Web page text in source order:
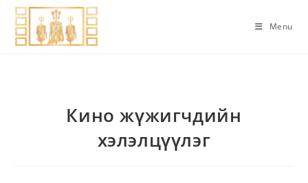
Menu
Кино жүжигчдийн
хэлэлцүүлэг